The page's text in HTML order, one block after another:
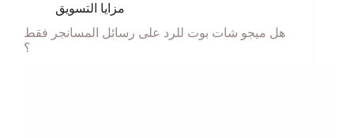
مزايا التسويق
هل ميجو شات بوت للرد على رسائل المسانجر فقط
؟